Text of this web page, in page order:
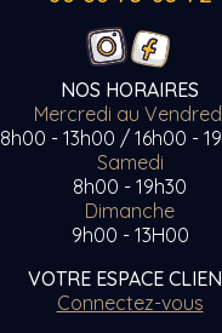
NOS HORAIRES
Mercredi au
8h00 - 13h00 / 16h00 -
Samedi
8h00 - 19h30
Dimanche
9h00 - 13H00
VOTRE ESPACE
Connectez-vous